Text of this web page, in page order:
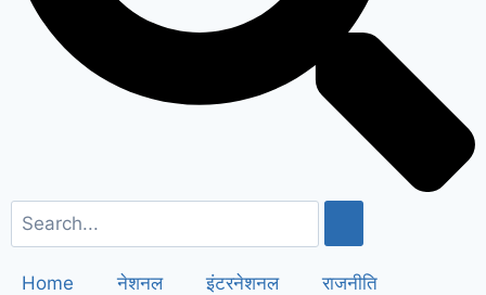
! Elderly people will get respect
and support : मोदी का यह कार्ड दिलाएगा
बुजुर्गों को सम्मान और सहारा !
PM Modi’s
Haryana visit finalized: इस दिन
हरियाणा दौरे पर आएंगे पीएम मोदी, इन
कार्यक्रमों में होंगे शामिल
Home
नेशनल इंटरनेशनल राजनीति